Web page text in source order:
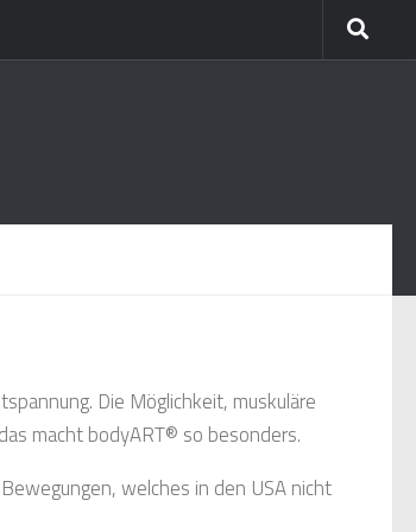
Die Möglichkeit, muskuläre
macht bodyART® so besonders.
welches in den USA nicht